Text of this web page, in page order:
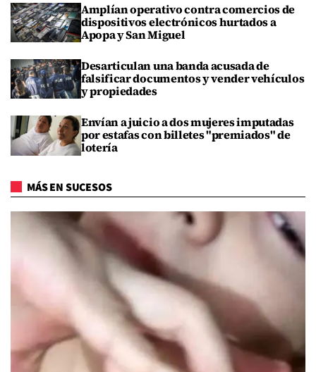
Amplían operativo contra comercios de
dispositivos electrónicos hurtados a
Apopa y San Miguel
Desarticulan una banda acusada de
falsificar documentos y vender vehículos
y propiedades
Envían a juicio a dos mujeres imputadas
por estafas con billetes "premiados" de
lotería
MÁS EN SUCESOS